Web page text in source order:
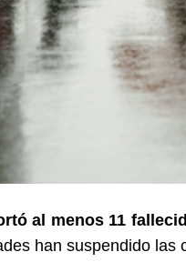
al menos 11
han suspendido las